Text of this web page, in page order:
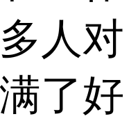
人对
了好